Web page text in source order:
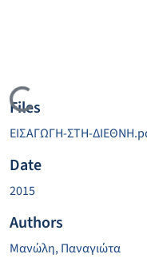
Loading...
Files
ΕΙΣΑΓΩΓΗ-ΣΤΗ-
Date
2015
Authors
Μανώλη, Παναγιώτα